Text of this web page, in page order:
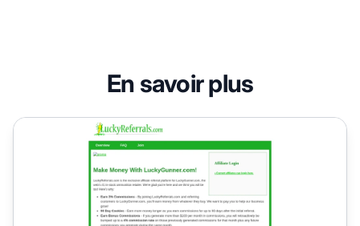
En savoir plus
Programme d'affiliation LuckyReferrals